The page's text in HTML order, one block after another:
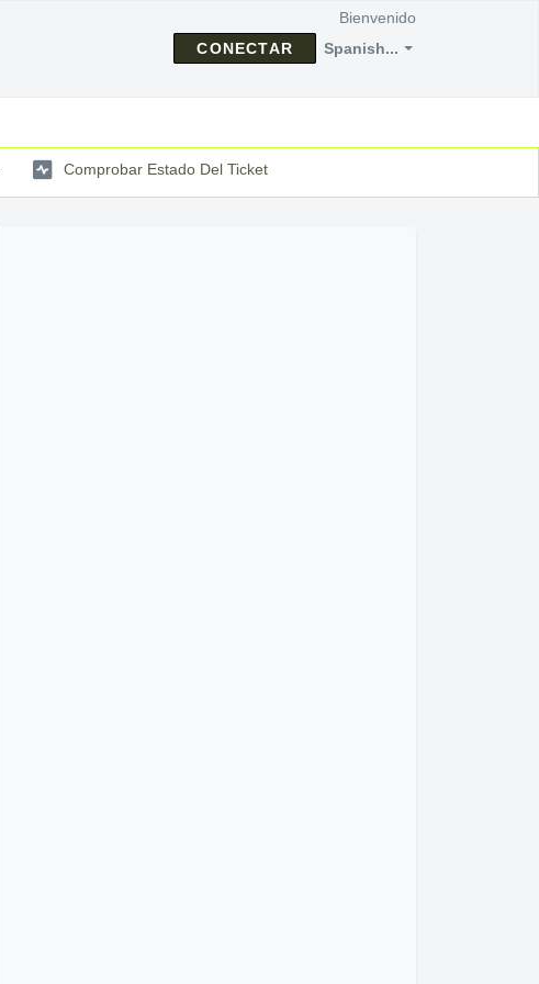
Spanish...
Bienvenido
CONECTAR
Comprobar Estado Del Ticket